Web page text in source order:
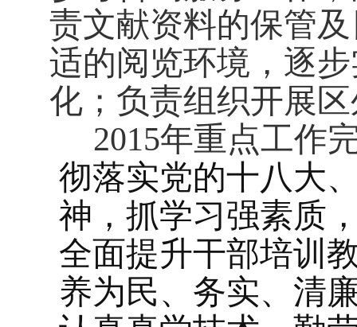
责文献资料的保管
适的阅览环境，逐
化；负责组织开展
2015年重点工作
彻落实党的十八大
神，抓学习强素质
全面提升干部培训
养为民、务实、清